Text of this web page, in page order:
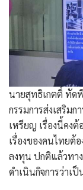
นายสุทธิเกตติ์ ทัด
กรรมการส่งเสริม
เหรียญ เรื่องนี้คง
เรื่องของคนไทยต้
ลงทุน ปกติแล้วทาง
ดำเนินกิจการว่าเ